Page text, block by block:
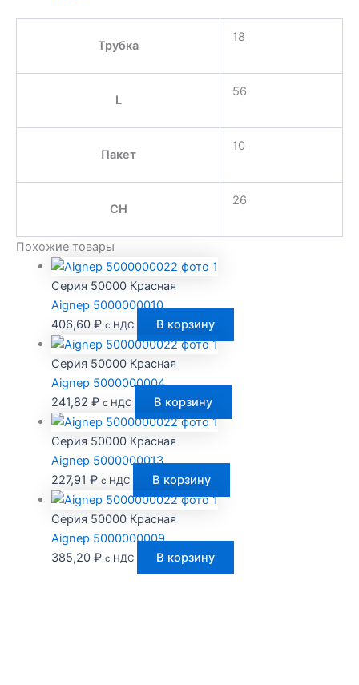
Трубка
18
L
56
Пакет
10
CH
26
Похожие товары
Серия 50000 Красная
Aignep 5000000010
406,60 ₽ с НДС В корзину
Серия 50000 Красная
Aignep 5000000004
241,82 ₽ с НДС В корзину
Серия 50000 Красная
Aignep 5000000013
227,91 ₽ с НДС В корзину
Серия 50000 Красная
Aignep 5000000009
385,20 ₽ с НДС В корзину